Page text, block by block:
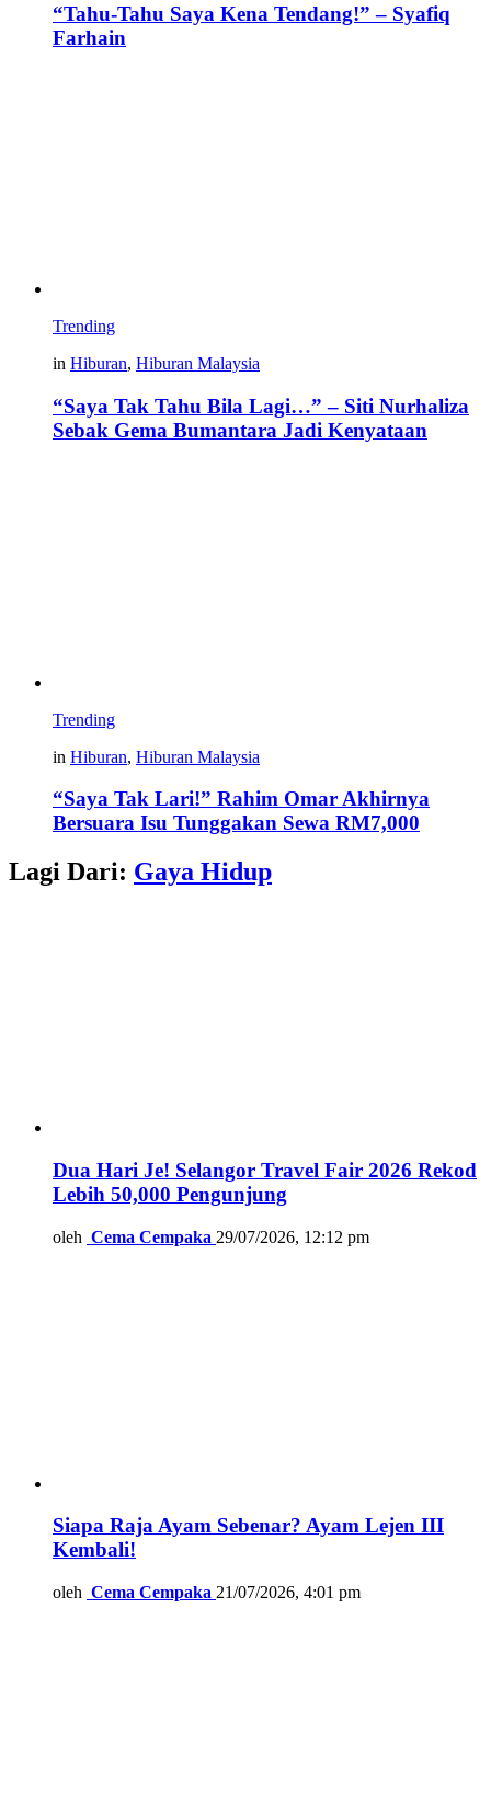
“Tahu-Tahu Saya Kena Tendang!” – Syafiq
Farhain
Trending
in Hiburan, Hiburan Malaysia
“Saya Tak Tahu Bila Lagi…” – Siti Nurhaliza
Sebak Gema Bumantara Jadi Kenyataan
Trending
in Hiburan, Hiburan Malaysia
“Saya Tak Lari!” Rahim Omar Akhirnya
Bersuara Isu Tunggakan Sewa RM7,000
Lagi Dari: Gaya Hidup
Dua Hari Je! Selangor Travel Fair 2026 Rekod
Lebih 50,000 Pengunjung
oleh Cema Cempaka 29/07/2026, 12:12 pm
Siapa Raja Ayam Sebenar? Ayam Lejen III
Kembali!
oleh Cema Cempaka 21/07/2026, 4:01 pm